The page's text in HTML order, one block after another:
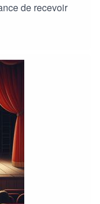
de recevoir